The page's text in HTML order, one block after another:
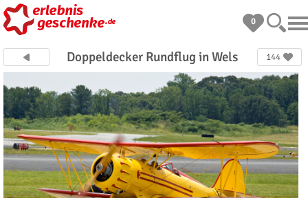
0
Doppeldecker Rundflug in Wels 144